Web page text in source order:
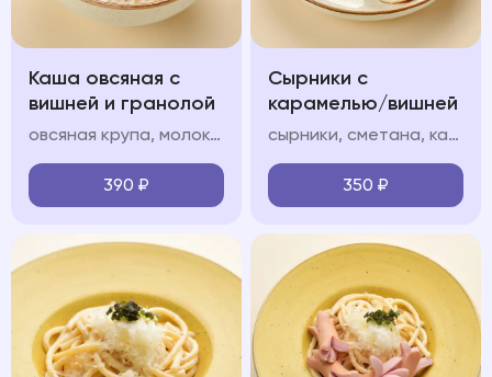
Каша овсяная с
вишней и гранолой
овсяная крупа, молоко, гранола, вишневый конфитюр
390 ₽
Сырники с
карамелью/вишней
сырники, сметана, карамель/вишневый конфитюр (на выбор), сахарная пудра
350 ₽